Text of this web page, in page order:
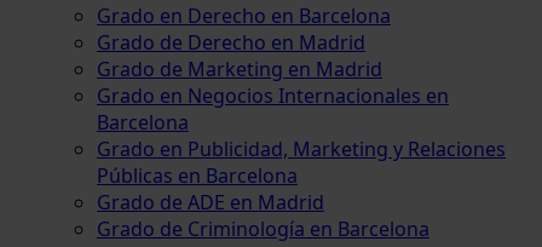
Grado en Derecho en Barcelona
Grado de Derecho en Madrid
Grado de Marketing en Madrid
Grado en Negocios Internacionales en
Barcelona
Grado en Publicidad, Marketing y Relaciones
Públicas en Barcelona
Grado de ADE en Madrid
Grado de Criminología en Barcelona